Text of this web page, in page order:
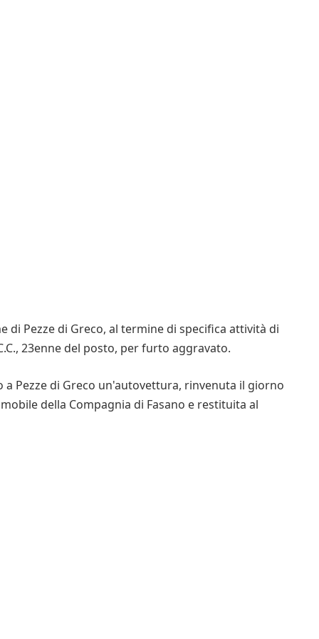
di Pezze di Greco, al termine di specifica attività di
23enne del posto, per furto aggravato.
a Pezze di Greco un'autovettura, rinvenuta il giorno
della Compagnia di Fasano e restituita al